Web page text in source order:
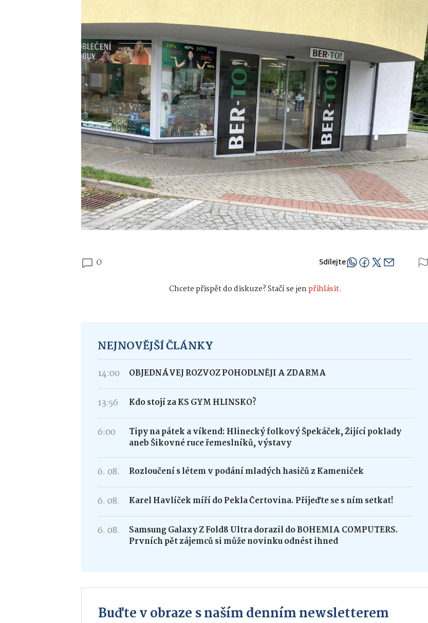
0 Sdílejte
Chcete přispět do diskuze? Stačí se jenpřihlásit.
NEJNOVĚJŠÍ ČLÁNKY
14:00 OBJEDNÁVEJ ROZVOZ POHODLNĚJI A ZDARMA
13:56 Kdo stojí za KS GYM HLINSKO?
6:00
Tipy na pátek a víkend: Hlinecký folkový Špekáček, Žijící poklady
aneb Šikovné ruce řemeslníků, výstavy
6. 08. Rozloučení s létem v podání mladých hasičů z Kameniček
6. 08. Karel Havlíček míří do Pekla Čertovina. Přijeďte se s ním setkat!
6. 08.
Samsung Galaxy Z Fold8 Ultra dorazil do BOHEMIA COMPUTERS.
Prvních pět zájemců si může novinku odnést ihned
Buďte v obraze s naším denním newsletterem